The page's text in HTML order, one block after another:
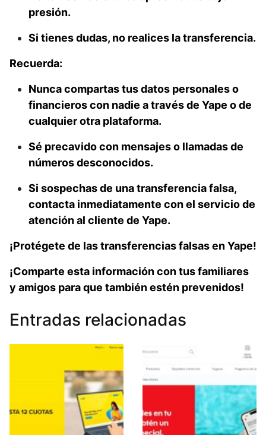
presión.
Si tienes dudas, no realices la transferencia.
Recuerda:
Nunca compartas tus datos personales o
financieros con nadie a través de Yape o de
cualquier otra plataforma.
Sé precavido con mensajes o llamadas de
números desconocidos.
Si sospechas de una transferencia falsa,
contacta inmediatamente con el servicio de
atención al cliente de Yape.
¡Protégete de las transferencias falsas en Yape!
¡Comparte esta información con tus familiares
y amigos para que también estén prevenidos!
Entradas relacionadas